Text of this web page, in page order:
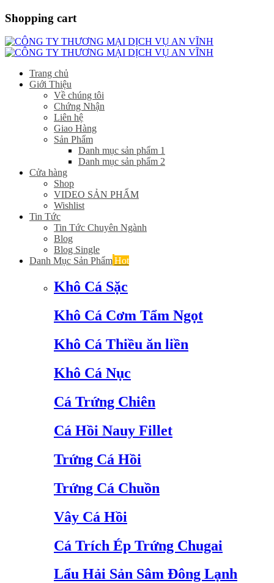
Shopping cart
Trang chủ
Giới Thiệu
Về chúng tôi
Chứng Nhận
Liên hệ
Giao Hàng
Sản Phẩm
Danh mục sản phẩm 1
Danh mục sản phẩm 2
Cửa hàng
Shop
VIDEO SẢN PHẨM
Wishlist
Tin Tức
Tin Tức Chuyên Ngành
Blog
Blog Single
Danh Mục Sản PhẩmHot
Khô Cá Sặc
Khô Cá Cơm Tẩm Ngọt
Khô Cá Thiều ăn liền
Khô Cá Nục
Cá Trứng Chiên
Cá Hồi Nauy Fillet
Trứng Cá Hồi
Trứng Cá Chuồn
Vây Cá Hồi
Cá Trích Ép Trứng Chugai
Lẩu Hải Sản Sâm Đông Lạnh